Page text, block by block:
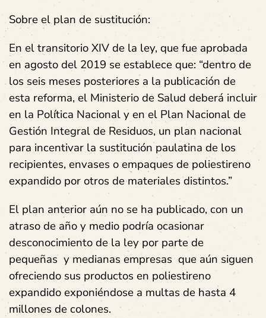
Sobre el plan de sustitución:
En el transitorio XIV de la ley, que fue aprobada
en agosto del 2019 se establece que: “dentro de
los seis meses posteriores a la publicación de
esta reforma, el Ministerio de Salud deberá incluir
en la Política Nacional y en el Plan Nacional de
Gestión Integral de Residuos, un plan nacional
para incentivar la sustitución paulatina de los
recipientes, envases o empaques de poliestireno
expandido por otros de materiales distintos.”
El plan anterior aún no se ha publicado, con un
atraso de año y medio podría ocasionar
desconocimiento de la ley por parte de
pequeñas y medianas empresas que aún siguen
ofreciendo sus productos en poliestireno
expandido exponiéndose a multas de hasta 4
millones de colones.